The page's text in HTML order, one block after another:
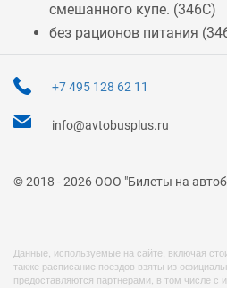
смешанного купе. (346С)
без рационов питания (
+7 495 128 62 11
info@avtobusplus.ru
© 2018 - 2026 ООО "Билеты на
Данные, используемые на сайте, включая
также расписание поездов взяты из
предоставляются партнерами, в том числе